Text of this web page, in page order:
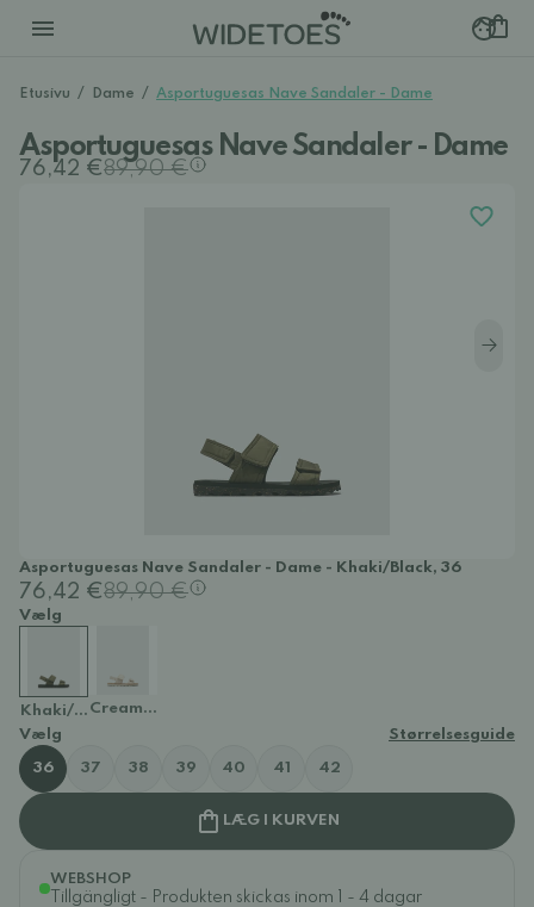
Etusivu / Dame / Asportuguesas Nave Sandaler - Dame
Asportuguesas Nave Sandaler - Dame
76,42 €89,90 €
Asportuguesas Nave Sandaler - Dame - Khaki/Black, 36
76,42 €89,90 €
Vælg
Khaki/BlackCream/Natural
Vælg
Størrelsesguide
36 37 38 39 40 41 42
LÆG I KURVEN
WEBSHOP
Tillgängligt - Produkten skickas inom 1 - 4 dagar